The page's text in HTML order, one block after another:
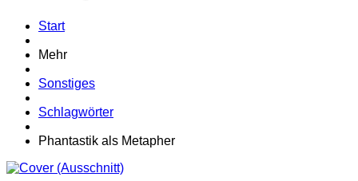
Start
Mehr
Sonstiges
Schlagwörter
Phantastik als Metapher